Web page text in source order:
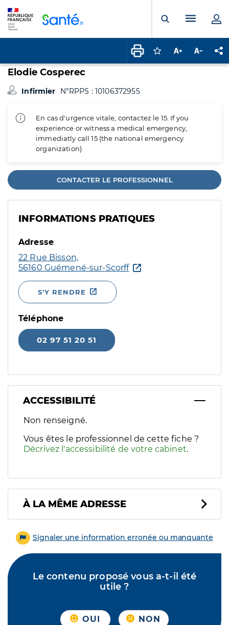
Ouvrir laMenu
Connectez-vous
Augmenter la
Elodie Cosperec
Infirmier N°RPPS : 10106372955
En cas d'urgence vitale, contactez le 15. If you
experience or witness a medical emergency,
immediatly call 15 (the national emergency
organization).
CONTACTER LE PROFESSIONNEL
INFORMATIONS PRATIQUES
Adresse
22 Rue Bisson,
56160 Guémené-sur-Scorff
S'Y RENDRE
Téléphone
02 97 51 20 51
ACCESSIBILITÉ
Filtres
Sélectionnez un ou plusieurs handicaps/besoins
Non renseigné.
Vous êtes le professionnel de cette fiche ?
Décrivez l'accessibilité de votre cabinet.
À LA MÊME ADRESSE
Signaler une information erronée ou manquante
Le contenu proposé vous a-t-il été
utile ?
OUI NON